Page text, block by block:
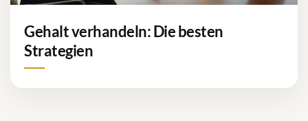
Gehalt verhandeln: Die besten
Strategien